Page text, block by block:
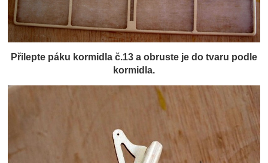
Přilepte páku kormidla č.13 a obruste je do tvaru podle
kormidla.